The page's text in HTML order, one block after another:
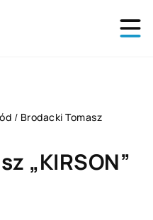
/ Brodacki Tomasz
„KIRSON”